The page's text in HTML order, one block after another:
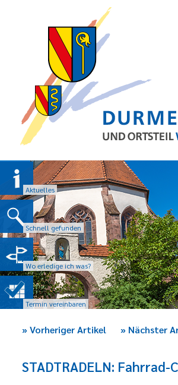
Aktuelles
Schnell gefunden
Wo erledige ich was?
Termin vereinbaren
»Vorheriger Artikel » Nächster
STADTRADELN: